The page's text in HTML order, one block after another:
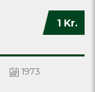
1 Kr.
1973